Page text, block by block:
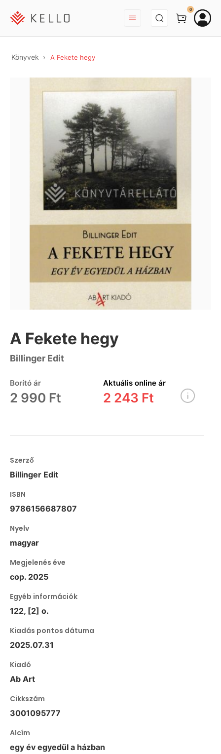
BEJELENTKEZÉS
0
Könyvek A Fekete hegy
A Fekete hegy
Billinger Edit
Borító ár
2 990 Ft
Aktuális online ár
2 243 Ft
Szerző
Billinger Edit
ISBN
9786156687807
Nyelv
magyar
Megjelenés éve
cop. 2025
Egyéb információk
122, [2] o.
Kiadás pontos dátuma
2025.07.31
Kiadó
Ab Art
Cikkszám
3001095777
Alcím
egy év egyedül a házban